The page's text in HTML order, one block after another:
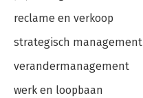
reclame en verkoop
strategisch management
verandermanagement
werk en loopbaan